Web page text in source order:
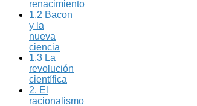
renacimiento
1.2 Bacon
y la
nueva
ciencia
1.3 La
revolución
científica
2. El
racionalismo